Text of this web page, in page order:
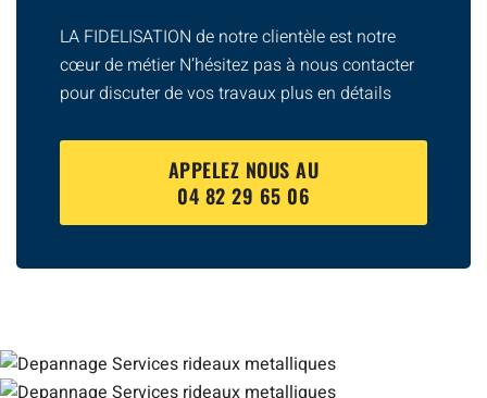
LA FIDELISATION de notre clientèle est notre
cœur de métier N’hésitez pas à nous contacter
pour discuter de vos travaux plus en détails
APPELEZ NOUS AU
04 82 29 65 06